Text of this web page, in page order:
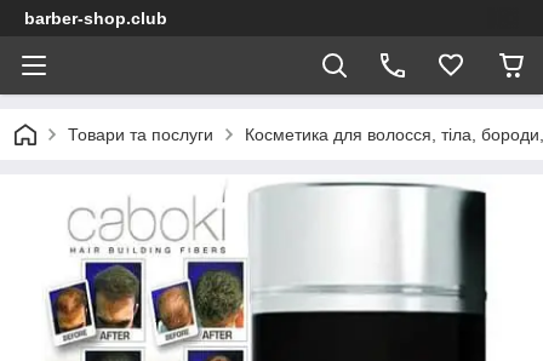
barber-shop.club
Товари та послуги Косметика для волосся, тіла,